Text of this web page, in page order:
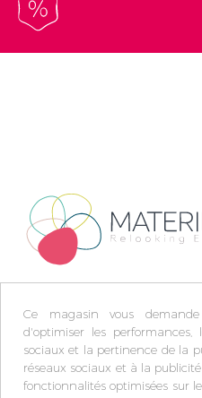
Ce magasin vous
d'optimiser les performances,
sociaux et la pertinence de la
réseaux sociaux et à la
fonctionnalités optimisées sur